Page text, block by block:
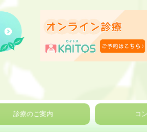
診療のご案内 コ